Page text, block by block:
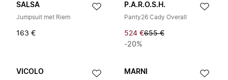
SALSA
Jumpsuit met Riem
163 €
P.A.R.O.S.H.
Panty26 Cady Overall
524 €655 €
-20%
VICOLO MARNI